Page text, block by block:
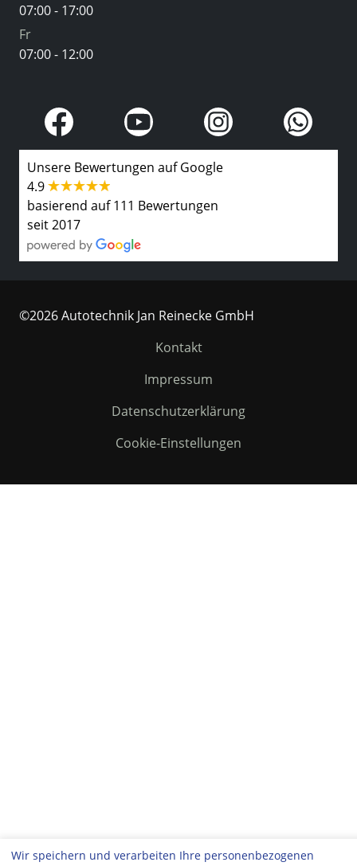
07:00 - 17:00
Fr
07:00 - 12:00
Unsere Bewertungen auf Google
4.9
basierend auf 111 Bewertungen
seit 2017
©2026 Autotechnik Jan Reinecke GmbH
Kontakt
Impressum
Datenschutzerklärung
Cookie-Einstellungen
Wir speichern und verarbeiten Ihre personenbezogenen